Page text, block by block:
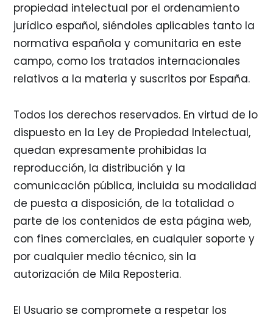
propiedad intelectual por el ordenamiento
jurídico español, siéndoles aplicables tanto la
normativa española y comunitaria en este
campo, como los tratados internacionales
relativos a la materia y suscritos por España.
Todos los derechos reservados. En virtud de lo
dispuesto en la Ley de Propiedad Intelectual,
quedan expresamente prohibidas la
reproducción, la distribución y la
comunicación pública, incluida su modalidad
de puesta a disposición, de la totalidad o
parte de los contenidos de esta página web,
con fines comerciales, en cualquier soporte y
por cualquier medio técnico, sin la
autorización de Mila Reposteria.
El Usuario se compromete a respetar los